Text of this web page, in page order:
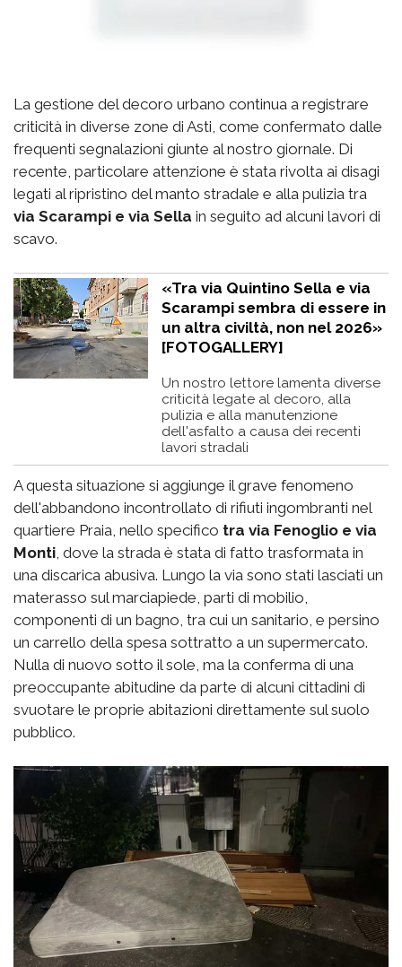
La gestione del decoro urbano continua a registrare
criticità in diverse zone di Asti, come confermato dalle
frequenti segnalazioni giunte al nostro giornale. Di
recente, particolare attenzione è stata rivolta ai disagi
legati al ripristino del manto stradale e alla pulizia tra
via Scarampi e via Sella in seguito ad alcuni lavori di
scavo.
«Tra via Quintino Sella e via
Scarampi sembra di essere in
un altra civiltà, non nel 2026»
[FOTOGALLERY]
Un nostro lettore lamenta diverse
criticità legate al decoro, alla
pulizia e alla manutenzione
dell'asfalto a causa dei recenti
lavori stradali
A questa situazione si aggiunge il grave fenomeno
dell'abbandono incontrollato di rifiuti ingombranti nel
quartiere Praia, nello specifico tra via Fenoglio e via
Monti , dove la strada è stata di fatto trasformata in
una discarica abusiva. Lungo la via sono stati lasciati un
materasso sul marciapiede, parti di mobilio,
componenti di un bagno, tra cui un sanitario, e persino
un carrello della spesa sottratto a un supermercato.
Nulla di nuovo sotto il sole, ma la conferma di una
preoccupante abitudine da parte di alcuni cittadini di
svuotare le proprie abitazioni direttamente sul suolo
pubblico.